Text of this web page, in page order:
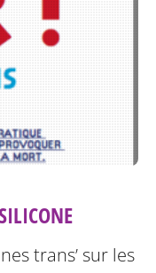
trans’ sur les